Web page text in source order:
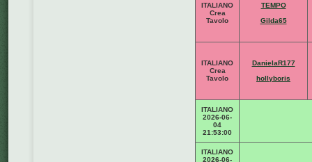
ITALIANO
Crea
Tavolo
TEMPO
Gilda65
ITALIANO
Crea
Tavolo
DanielaR177
hollyboris
ITALIANO
2026-06-
04
21:53:00
ITALIANO
2026-06-